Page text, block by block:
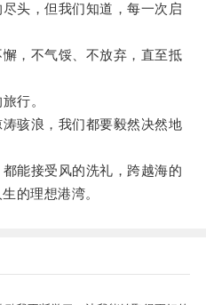
，但我们知道，每一次启
，不气馁、不放弃，直至抵
行。
骇浪，我们都要毅然决然地
接受风的洗礼，跨越海的
的理想港湾。